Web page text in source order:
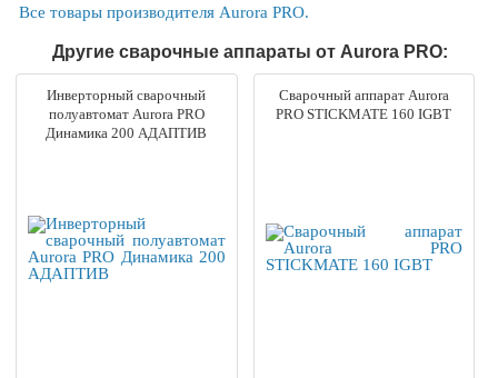
Все товары производителя Aurora PRO.
Другие сварочные аппараты от Aurora PRO:
Инверторный сварочный
полуавтомат Aurora PRO
Динамика 200 АДАПТИВ
Сварочный аппарат Aurora
PRO STICKMATE 160 IGBT